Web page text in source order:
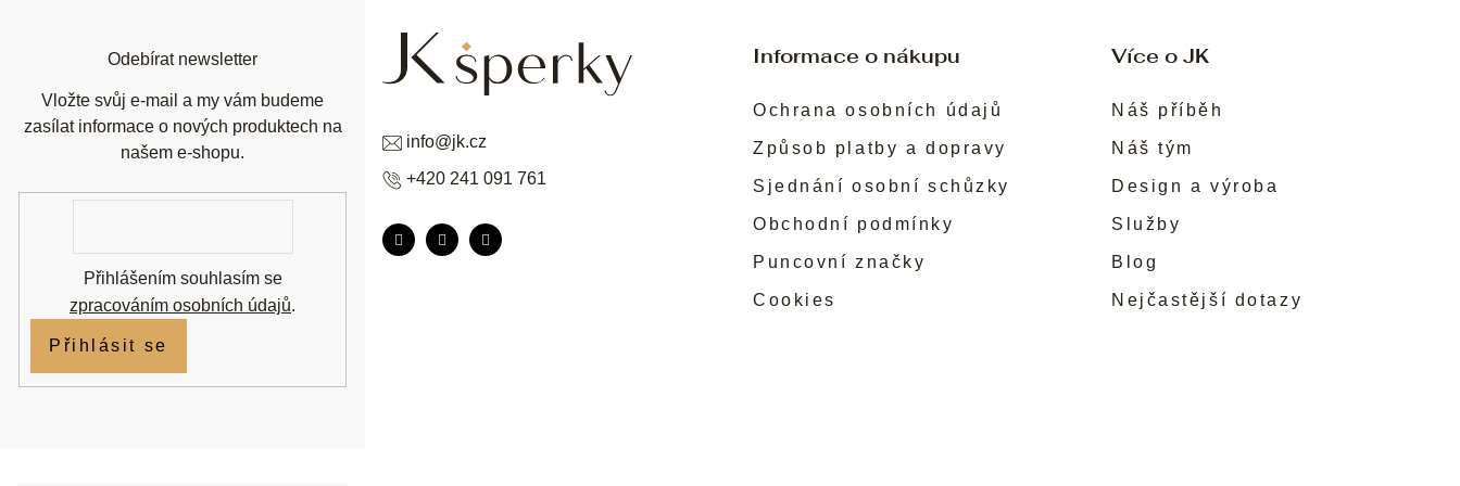
Informace o nákupu
Ochrana osobních údajů
Způsob platby a dopravy
Sjednání osobní schůzky
Obchodní podmínky
Puncovní značky
Cookies
Více o JK
Náš příběh
Náš tým
Design a výroba
Služby
Blog
Nejčastější dotazy
info@jk.cz
+420 241 091 761
Odebírat newsletter
Vložte svůj e-mail a my vám budeme
zasílat informace o nových produktech na
našem e-shopu.
Přihlášením souhlasím se
zpracováním osobních údajů.
Přihlásit se